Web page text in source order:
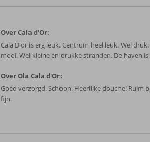
Over Cala d'Or:
Cala D'or is erg leuk. Centrum heel leuk. Wel
mooi. Wel kleine en drukke stranden. De haven
Over Ola Cala d'Or:
Goed verzorgd. Schoon. Heerlijke douche! Ruim
fijn.